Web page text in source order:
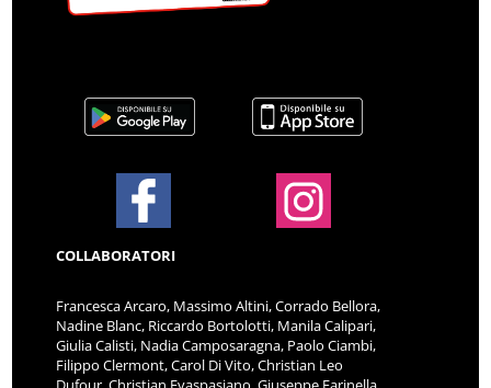
COLLABORATORI
Francesca Arcaro, Massimo Altini, Corrado Bellora,
Nadine Blanc, Riccardo Bortolotti, Manila Calipari,
Giulia Calisti, Nadia Camposaragna, Paolo Ciambi,
Filippo Clermont, Carol Di Vito, Christian Leo